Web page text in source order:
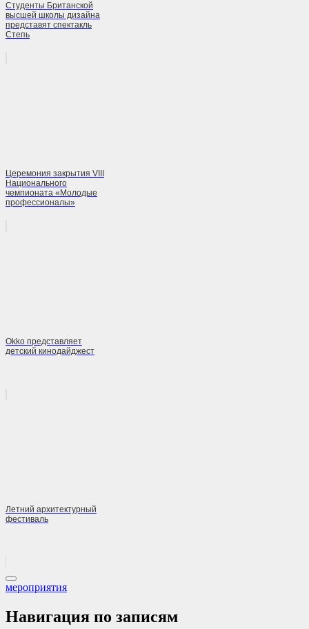
Студенты Британской
высшей школы дизайна
представят спектакль
Степь
Церемония закрытия VIII
Национального
чемпионата «Молодые
профессионалы»
Okko представляет
детский кинодайджест
Летний архитектурный
фестиваль
мероприятия
Навигация по записям